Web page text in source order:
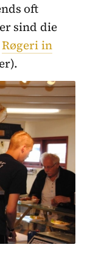
oft
sind die
Røgeri in